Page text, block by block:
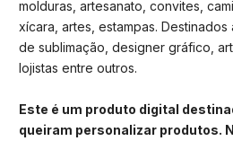
molduras, artesanato, convites,
xícara, artes, estampas.
de sublimação, designer gráfico,
lojistas entre outros.
Este é um produto digital
queiram personalizar produtos.